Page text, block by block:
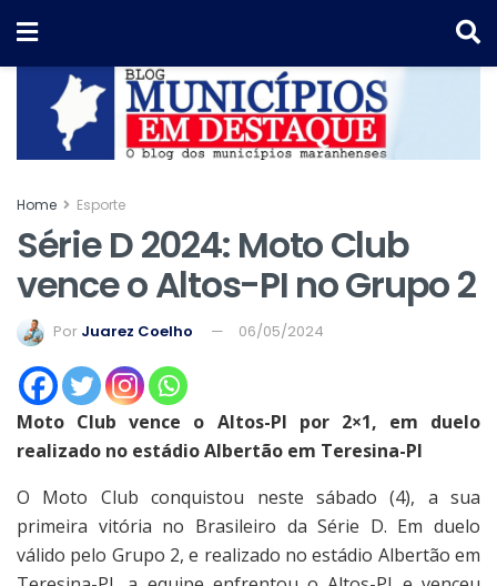
Home Esporte
Série D 2024: Moto Club
vence o Altos-PI no Grupo 2
Por Juarez Coelho 06/05/2024
Moto Club vence o Altos-PI por 2×1, em duelo
realizado no estádio Albertão em Teresina-PI
O Moto Club conquistou neste sábado (4), a sua
primeira vitória no Brasileiro da Série D. Em duelo
válido pelo Grupo 2, e realizado no estádio Albertão em